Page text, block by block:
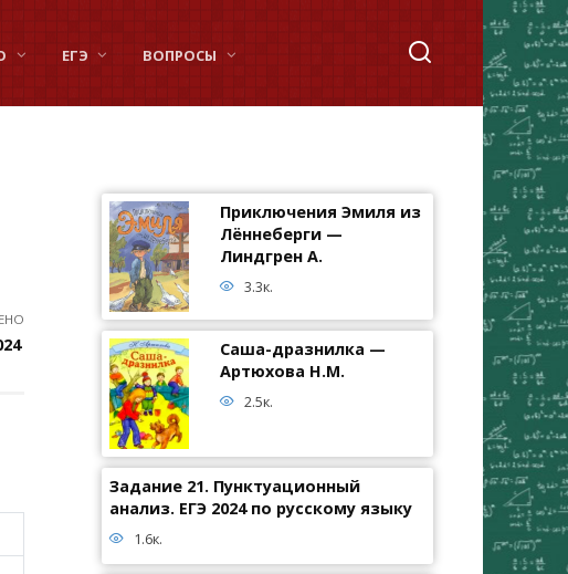
ЕГЭ ВОПРОСЫ
Приключения Эмиля из
Лённеберги —
Линдгрен А.
3.3к.
Саша-дразнилка —
Артюхова Н.М.
2.5к.
Задание 21. Пунктуационный
анализ. ЕГЭ 2024 по русскому языку
1.6к.